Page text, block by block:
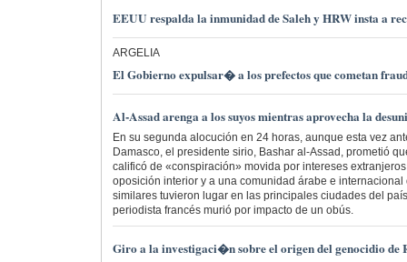
EEUU respalda la inmunidad de Saleh y HRW insta a
ARGELIA
El Gobierno expulsar� a los prefectos que cometan
Al-Assad arenga a los suyos mientras aprovecha la
En su segunda alocución en 24 horas, aunque esta vez
Damasco, el presidente sirio, Bashar al-Assad, prometió
calificó de «conspiración» movida por intereses
oposición interior y a una comunidad árabe e
similares tuvieron lugar en las principales ciudades del
periodista francés murió por impacto de un obús.
Giro a la investigaci�n sobre el origen del genocidio de